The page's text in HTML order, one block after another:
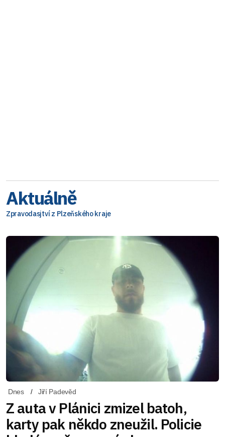
Aktuálně
Zpravodasjtví z Plzeňského kraje
Dnes Jiří Padevěd
Z auta v Plánici zmizel batoh,
karty pak někdo zneužil. Policie